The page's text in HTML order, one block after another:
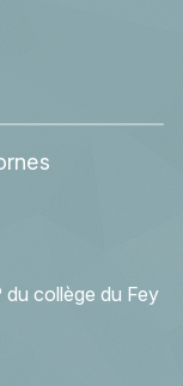
du collège du Fey